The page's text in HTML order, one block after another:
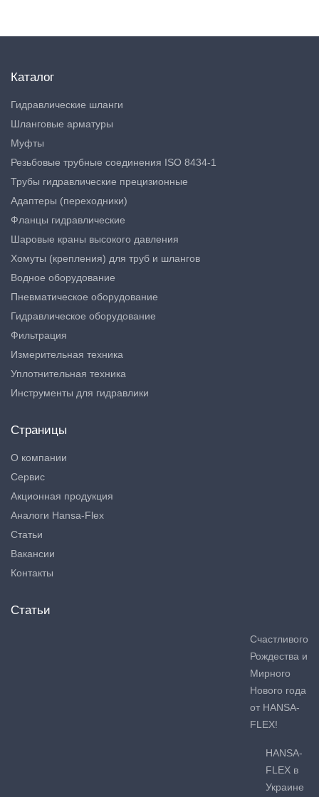
Каталог
Гидравлические шланги
Шланговые арматуры
Муфты
Резьбовые трубные соединения ISO 8434-1
Трубы гидравлические прецизионные
Адаптеры (переходники)
Фланцы гидравлические
Шаровые краны высокого давления
Хомуты (крепления) для труб и шлангов
Водное оборудование
Пневматическое оборудование
Гидравлическое оборудование
Фильтрация
Измерительная техника
Уплотнительная техника
Инструменты для гидравлики
Страницы
О компании
Сервис
Акционная продукция
Аналоги Hansa-Flex
Статьи
Вакансии
Контакты
Статьи
Счастливого
Рождества и
Мирного
Нового года
от HANSA-
FLEX!
HANSA-
FLEX в
Украине